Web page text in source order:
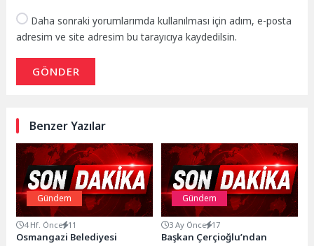
Daha sonraki yorumlarımda kullanılması için adım, e-posta
adresim ve site adresim bu tarayıcıya kaydedilsin.
GÖNDER
Benzer Yazılar
Gündem
4 Hf. Önce 11
Osmangazi Belediyesi
Gündem
3 Ay Önce 17
Başkan Çerçioğlu’ndan